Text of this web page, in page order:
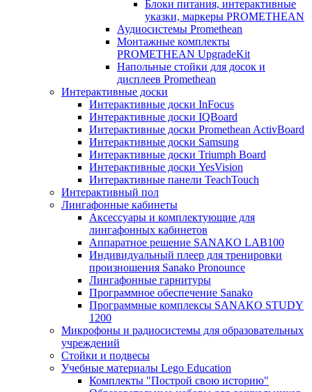
Блоки питания, интерактивные
указки, маркеры PROMETHEAN
Аудиосистемы Promethean
Монтажные комплекты
PROMETHEAN UpgradeKit
Напольные стойки для досок и
дисплеев Promethean
Интерактивные доски
Интерактивные доски InFocus
Интерактивные доски IQBoard
Интерактивные доски Promethean ActivBoard
Интерактивные доски Samsung
Интерактивные доски Triumph Board
Интерактивные доски YesVision
Интерактивные панели TeachTouch
Интерактивный пол
Лингафонные кабинеты
Аксессуары и комплектующие для
лингафонных кабинетов
Аппаратное решение SANAKO LAB100
Индивидуальный плеер для тренировки
произношения Sanako Pronounce
Лингафонные гарнитуры
Программное обеспечение Sanako
Программные комплексы SANAKO STUDY
1200
Микрофоны и радиосистемы для образовательных
учреждений
Стойки и подвесы
Учебные материалы Lego Education
Комплекты "Построй свою историю"